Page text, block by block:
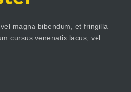
magna bibendum, et fringilla
cursus venenatis lacus, vel